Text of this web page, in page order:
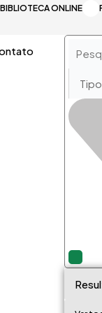
BIBLIOTECA ONLINE
...